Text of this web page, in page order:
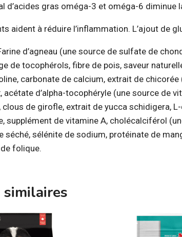
d’acides gras oméga-3 et oméga-6 diminue
aident à réduire l’inflammation. L’ajout de
d’agneau (une source de sulfate de
de tocophérols, fibre de pois, saveur
carbonate de calcium, extrait de
d’alpha-tocophéryle (une source de
clous de girofle, extrait de yucca schidigera,
supplément de vitamine A, cholécalciférol
séché, sélénite de sodium, protéinate de
folique.